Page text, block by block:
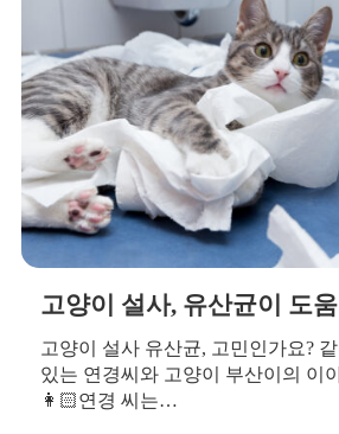
고양이 설사, 유산균이 도
고양이 설사 유산균, 고민인가요?
있는 연경씨와 고양이 부산이의 이
👩🏻연경 씨는…